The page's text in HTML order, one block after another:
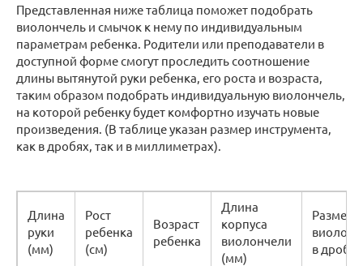
Представленная ниже таблица поможет подобрать
виолончель и смычок к нему по индивидуальным
параметрам ребенка. Родители или преподаватели в
доступной форме смогут проследить соотношение
длины вытянутой руки ребенка, его роста и возраста,
таким образом подобрать индивидуальную виолончель,
на которой ребенку будет комфортно изучать новые
произведения. (В таблице указан размер инструмента,
как в дробях, так и в миллиметрах).
Длина
руки
(мм)
Рост
ребенка
(см)
Возраст
ребенка
Длина
корпуса
виолончели
(мм)
Размер
в дробях